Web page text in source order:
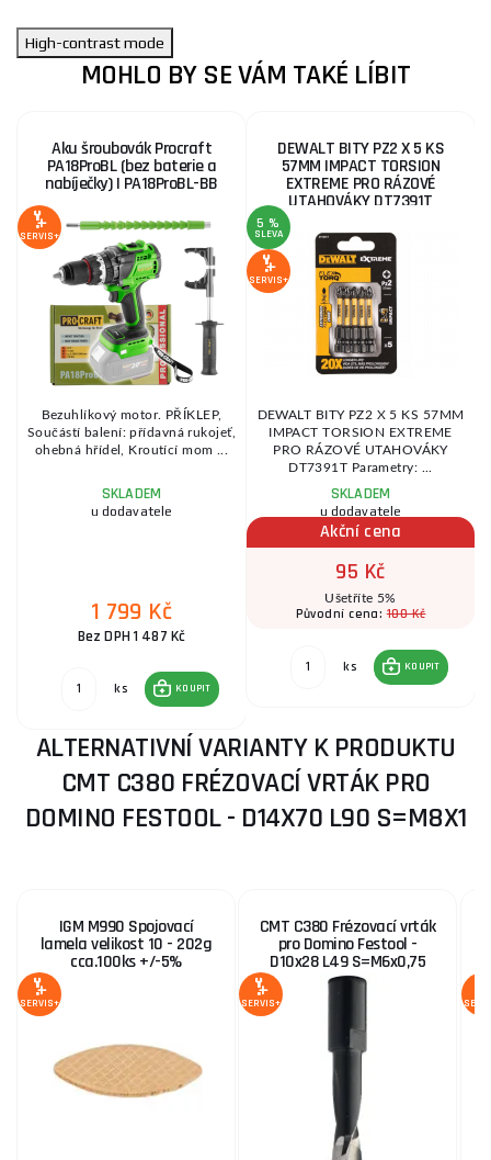
High-contrast mode
MOHLO BY SE VÁM TAKÉ LÍBIT
Aku šroubovák Procraft
PA18ProBL (bez baterie a
nabíječky) | PA18ProBL-BB
SERVIS+
Bezuhlíkový motor. PŘÍKLEP,
Součástí balení: přídavná rukojeť,
ohebná hřídel, Kroutící mom ...
SKLADEM
u dodavatele
1 799 Kč
Bez DPH 1 487 Kč
ks KOUPIT
DEWALT BITY PZ2 X 5 KS
57MM IMPACT TORSION
EXTREME PRO RÁZOVÉ
UTAHOVÁKY DT7391T
5 %
SLEVA
SERVIS+
DEWALT BITY PZ2 X 5 KS 57MM
IMPACT TORSION EXTREME
PRO RÁZOVÉ UTAHOVÁKY
DT7391T Parametry: ...
SKLADEM
u dodavatele
Akční cena
95 Kč
Ušetříte 5%
Původní cena:100 Kč
ks KOUPIT
ALTERNATIVNÍ VARIANTY K PRODUKTU
CMT C380 FRÉZOVACÍ VRTÁK PRO
DOMINO FESTOOL - D14X70 L90 S=M8X1
IGM M990 Spojovací
lamela velikost 10 - 202g
cca.100ks +/-5%
SERVIS+
CMT C380 Frézovací vrták
pro Domino Festool -
D10x28 L49 S=M6x0,75
SERVIS+